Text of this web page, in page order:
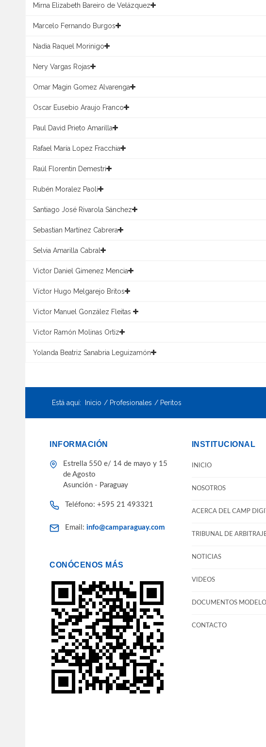
Mirna Elizabeth Bareiro de Velázquez
Marcelo Fernando Burgos
Nadia Raquel Morinigo
Nery Vargas Rojas
Omar Magin Gomez Alvarenga
Oscar Eusebio Araujo Franco
Paul David Prieto Amarilla
Rafael María Lopez Fracchia
Raúl Florentin Demestri
Rubén Moralez Paoli
Santiago José Rivarola Sánchez
Sebastian Martínez Cabrera
Selvia Amarilla Cabral
Victor Daniel Gimenez Mencia
Víctor Hugo Melgarejo Britos
Victor Manuel González Fleitas
Victor Ramón Molinas Ortiz
Yolanda Beatriz Sanabria Leguizamón
Está aquí: Inicio Profesionales Peritos
INFORMACIÓN
Estrella 550 e/ 14 de mayo y 15
de Agosto
Asunción - Paraguay
Teléfono: +595 21 493321
Email: info@camparaguay.com
CONÓCENOS MÁS
INSTITUCIONAL
INICIO
NOSOTROS
ACERCA DEL CAMP
TRIBUNAL DE
NOTICIAS
VIDEOS
DOCUMENTOS MODELO
CONTACTO